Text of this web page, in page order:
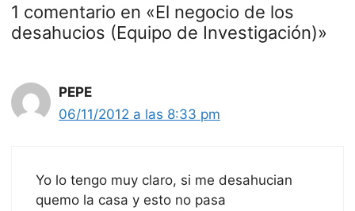
1 comentario en «El negocio de los
desahucios (Equipo de Investigación)»
PEPE
06/11/2012 a las 8:33 pm
Yo lo tengo muy claro, si me desahucian
quemo la casa y esto no pasa